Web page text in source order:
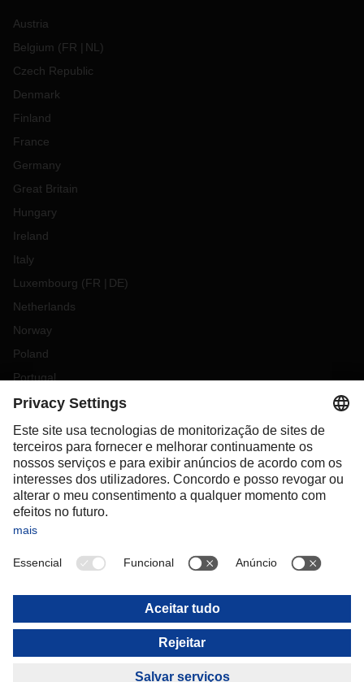
Austria
Belgium (FR NL )
Czech Republic
Denmark
Finland
France
Germany
Great Britain
Hungary
Ireland
Italy
Luxembourg (FR DE)
Netherlands
Norway
Poland
Portugal
Romania
Slovakia
Spain
Sweden
Switzerland(DE FR)
Turkey
OCEANIA